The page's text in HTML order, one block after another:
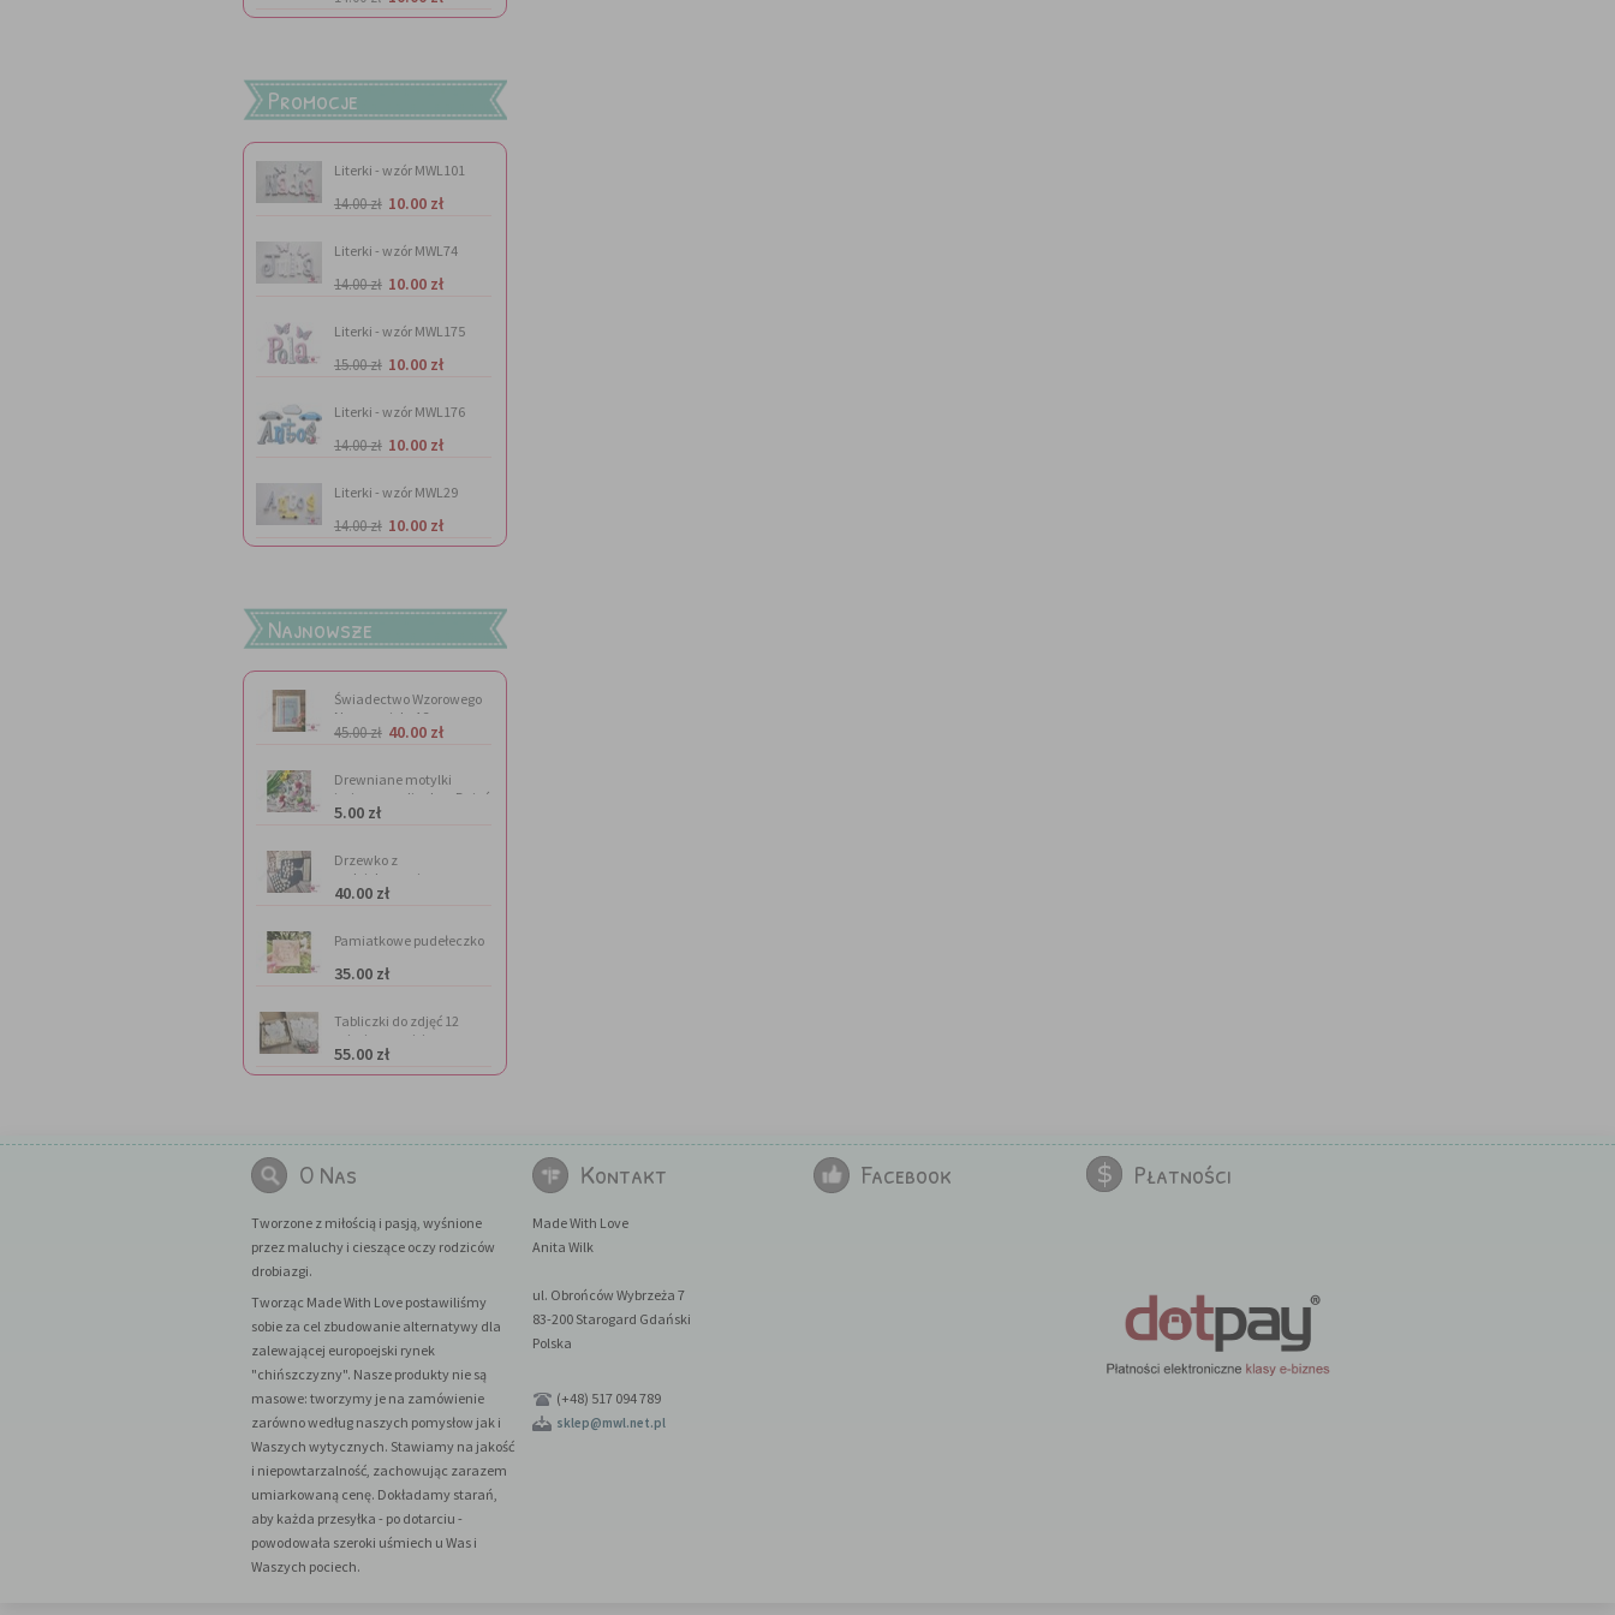
Promocje
Literki - wzór MWL101
14.00 zł 10.00 zł
Literki - wzór MWL74
14.00 zł 10.00 zł
Literki - wzór MWL175
15.00 zł 10.00 zł
Literki - wzór MWL176
14.00 zł 10.00 zł
Literki - wzór MWL29
14.00 zł 10.00 zł
Najnowsze
Świadectwo Wzorowego
Nauczyciela A3
45.00 zł 40.00 zł
Drewniane motylki
imienne na lizaka - Dzień
Kobiet
5.00 zł
Drzewko z
podziękowaniem
40.00 zł
Pamiatkowe pudełeczko
pieniądze(personalizacja
35.00 zł
Tabliczki do zdjęć 12
miesięcy - misie
55.00 zł
O Nas
Tworzone z miłością i pasją, wyśnione
przez maluchy i cieszące oczy rodziców
drobiazgi.
Tworząc Made With Love postawiliśmy
sobie za cel zbudowanie alternatywy dla
zalewającej europoejski rynek
"chińszczyzny". Nasze produkty nie są
masowe: tworzymy je na zamówienie
zarówno według naszych pomysłow jak i
Waszych wytycznych. Stawiamy na jakość
i niepowtarzalność, zachowując zarazem
umiarkowaną cenę. Dokładamy starań,
aby każda przesyłka - po dotarciu -
powodowała szeroki uśmiech u Was i
Waszych pociech.
Kontakt
Made With Love
Anita Wilk
ul. Obrońców Wybrzeża 7
83-200 Starogard Gdański
Polska
(+48) 517 094 789
sklep@mwl.net.pl
Facebook Płatności